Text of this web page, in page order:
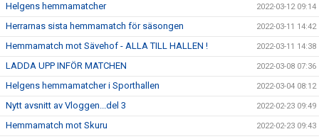
Helgens hemmamatcher 2022-03-12 09:14
Herrarnas sista hemmamatch för säsongen 2022-03-11 14:42
Hemmamatch mot Sävehof - ALLA TILL HALLEN ! 2022-03-11 14:38
LADDA UPP INFÖR MATCHEN 2022-03-08 07:36
Helgens hemmamatcher i Sporthallen 2022-03-04 08:12
Nytt avsnitt av Vloggen...del 3 2022-02-23 09:49
Hemmamatch mot Skuru 2022-02-23 09:43